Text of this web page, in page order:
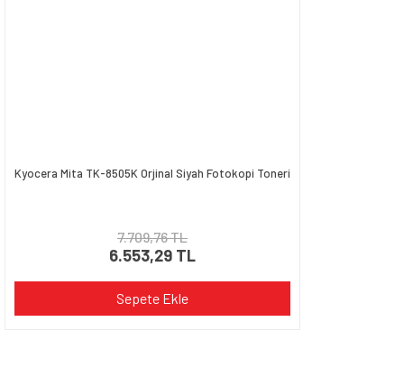
Kyocera Mita TK-8505K Orjinal Siyah Fotokopi Toneri
7.709,76 TL
6.553,29 TL
Sepete Ekle